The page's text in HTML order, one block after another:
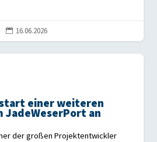
 16.06.2026
einer weiteren
an
der großen Projektentwickler